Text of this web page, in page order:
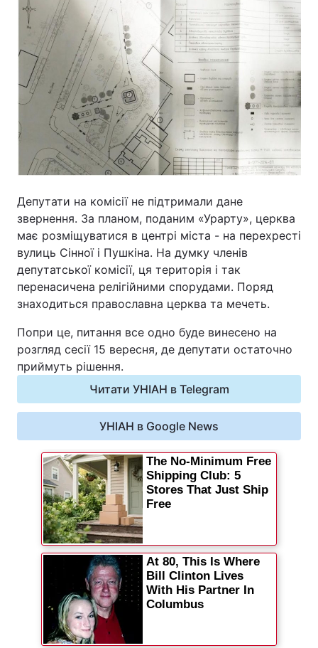
Здоров'я Туризм
Цікавинки Погода
Відео з Youtube Статті
Інтерв'ю Думки
Архів Вакансії
Контакти
Реклама на сайті Фотобанк
Моніторинг Пресцентр
Депутати на комісії не підтримали дане
звернення. За планом, поданим «Урарту», церква
має розміщуватися в центрі міста - на перехресті
вулиць Сінної і Пушкіна. На думку членів
депутатської комісії, ця територія і так
перенасичена релігійними спорудами. Поряд
знаходиться православна церква та мечеть.
Попри це, питання все одно буде винесено на
розгляд сесії 15 вересня, де депутати остаточно
приймуть рішення.
Читати УНІАН в Telegram
УНІАН в Google News